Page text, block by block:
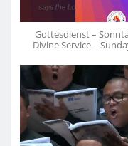
Gottesdienst –
Divine Service –